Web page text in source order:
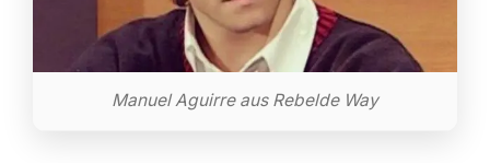
Manuel Aguirre aus Rebelde Way